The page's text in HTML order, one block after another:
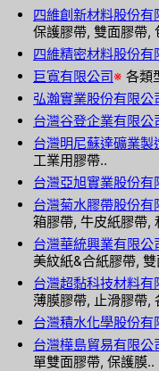
四維創新材料股份有
保護膠帶, 雙面膠帶,
四維精密材料股份有
巨寬有限公司※ 各類
弘瀚實業股份有限公
台灣谷登企業有限公
台灣明尼蘇達礦業製
工業用膠帶..
台灣亞旭實業股份有
台灣菊水膠帶股份有
箱膠帶, 牛皮紙膠帶,
台灣華統興業有限公
美紋紙&合紙膠帶, 雙
台灣超黏科技材料有
薄膜膠帶, 止滑膠帶,
台灣積水化學股份有
台灣樺島貿易有限公
單雙面膠帶, 保護膜..